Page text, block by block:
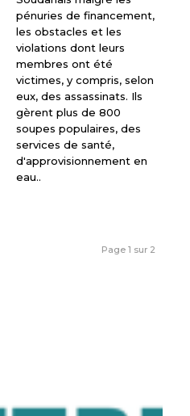
pénuries de financement,
les obstacles et les
violations dont leurs
membres ont été
victimes, y compris, selon
eux, des assassinats. Ils
gèrent plus de 800
soupes populaires, des
services de santé,
d'approvisionnement en
eau..
Page 1 sur 2